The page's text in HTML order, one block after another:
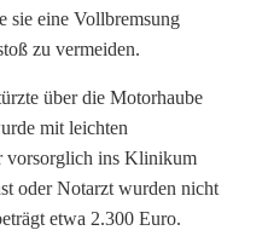
sie eine Vollbremsung
zu vermeiden.
über die Motorhaube
mit leichten
vorsorglich ins Klinikum
oder Notarzt wurden nicht
etwa 2.300 Euro.